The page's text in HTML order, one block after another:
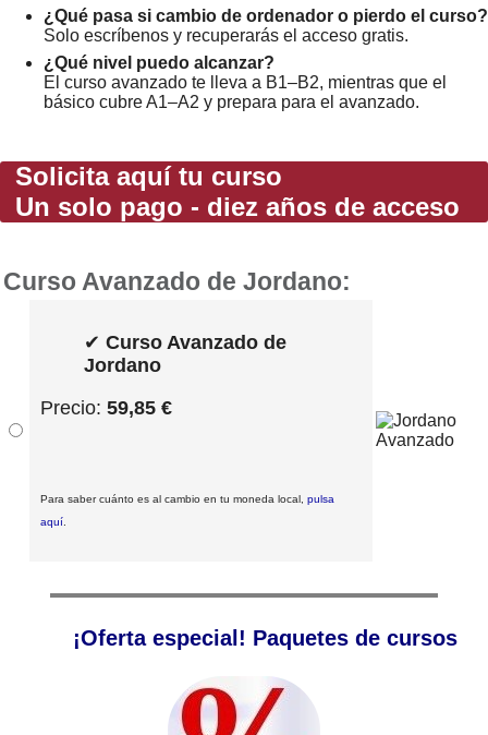
¿Qué pasa si cambio de ordenador o pierdo el curso?
Solo escríbenos y recuperarás el acceso gratis.
¿Qué nivel puedo alcanzar?
El curso avanzado te lleva a B1–B2, mientras que el
básico cubre A1–A2 y prepara para el avanzado.
Solicita aquí tu curso
Un solo pago - diez años de acceso
Curso Avanzado de Jordano:
✔ Curso Avanzado de
Jordano
Precio: 59,85 €
Para saber cuánto es al cambio en tu moneda local, pulsa
aquí.
¡Oferta especial! Paquetes de cursos